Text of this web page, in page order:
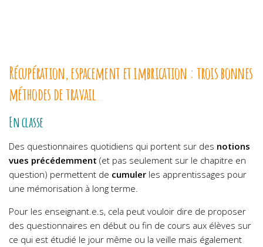
Récupération, espacement et imbrication : trois bonnes
méthodes de travail
En classe
Des questionnaires quotidiens qui portent sur des notions
vues précédemment (et pas seulement sur le chapitre en
question) permettent de cumuler les apprentissages pour
une mémorisation à long terme.
Pour les enseignant.e.s, cela peut vouloir dire de proposer
des questionnaires en début ou fin de cours aux élèves sur
ce qui est étudié le jour même ou la veille mais également